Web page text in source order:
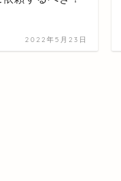
2022年5月23日